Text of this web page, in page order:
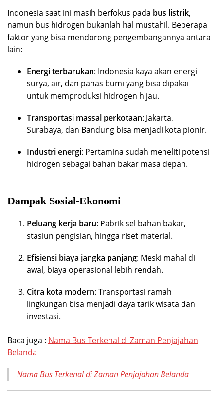
Indonesia saat ini masih berfokus pada bus listrik,
namun bus hidrogen bukanlah hal mustahil. Beberapa
faktor yang bisa mendorong pengembangannya antara
lain:
Energi terbarukan: Indonesia kaya akan energi
surya, air, dan panas bumi yang bisa dipakai
untuk memproduksi hidrogen hijau.
Transportasi massal perkotaan: Jakarta,
Surabaya, dan Bandung bisa menjadi kota pionir.
Industri energi: Pertamina sudah meneliti potensi
hidrogen sebagai bahan bakar masa depan.
Dampak Sosial-Ekonomi
Peluang kerja baru: Pabrik sel bahan bakar,
stasiun pengisian, hingga riset material.
Efisiensi biaya jangka panjang: Meski mahal di
awal, biaya operasional lebih rendah.
Citra kota modern: Transportasi ramah
lingkungan bisa menjadi daya tarik wisata dan
investasi.
Baca juga : Nama Bus Terkenal di Zaman Penjajahan
Belanda
Nama Bus Terkenal di Zaman Penjajahan Belanda